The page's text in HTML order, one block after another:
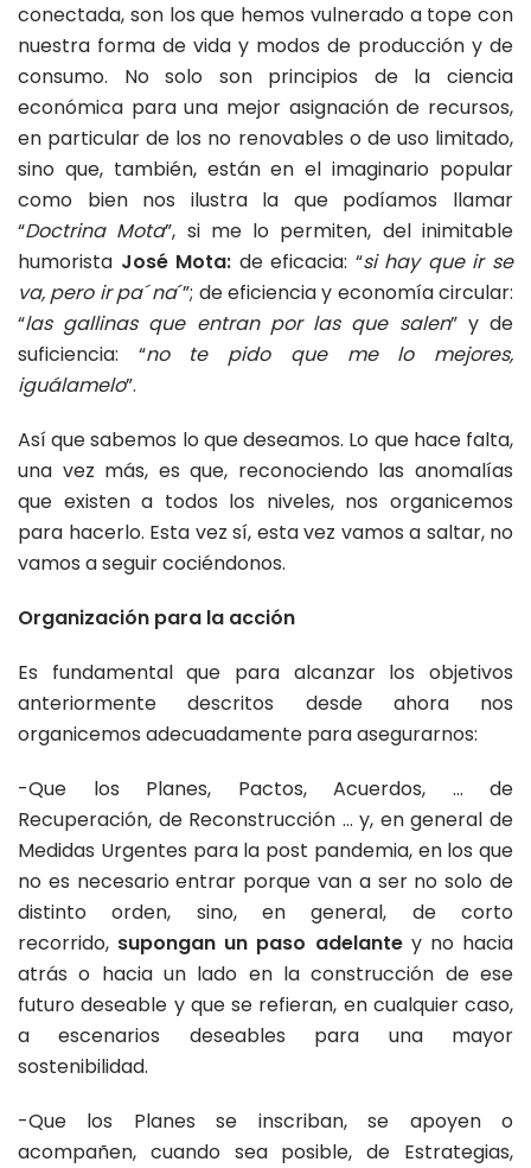
conectada, son los que hemos vulnerado a tope con
nuestra forma de vida y modos de producción y de
consumo. No solo son principios de la ciencia
económica para una mejor asignación de recursos,
en particular de los no renovables o de uso limitado,
sino que, también, están en el imaginario popular
como bien nos ilustra la que podíamos llamar
“Doctrina Mota”, si me lo permiten, del inimitable
humorista José Mota: de eficacia: “si hay que ir se
va, pero ir pa´ na´”; de eficiencia y economía circular:
“las gallinas que entran por las que salen” y de
suficiencia: “no te pido que me lo mejores,
iguálamelo”.
Así que sabemos lo que deseamos. Lo que hace falta,
una vez más, es que, reconociendo las anomalías
que existen a todos los niveles, nos organicemos
para hacerlo. Esta vez sí, esta vez vamos a saltar, no
vamos a seguir cociéndonos.
Organización para la acción
Es fundamental que para alcanzar los objetivos
anteriormente descritos desde ahora nos
organicemos adecuadamente para asegurarnos:
-Que los Planes, Pactos, Acuerdos, … de
Recuperación, de Reconstrucción … y, en general de
Medidas Urgentes para la post pandemia, en los que
no es necesario entrar porque van a ser no solo de
distinto orden, sino, en general, de corto
recorrido, supongan un paso adelantey no hacia
atrás o hacia un lado en la construcción de ese
futuro deseable y que se refieran, en cualquier caso,
a escenarios deseables para una mayor
sostenibilidad.
-Que los Planes se inscriban, se apoyen o
acompañen, cuando sea posible, de Estrategias,